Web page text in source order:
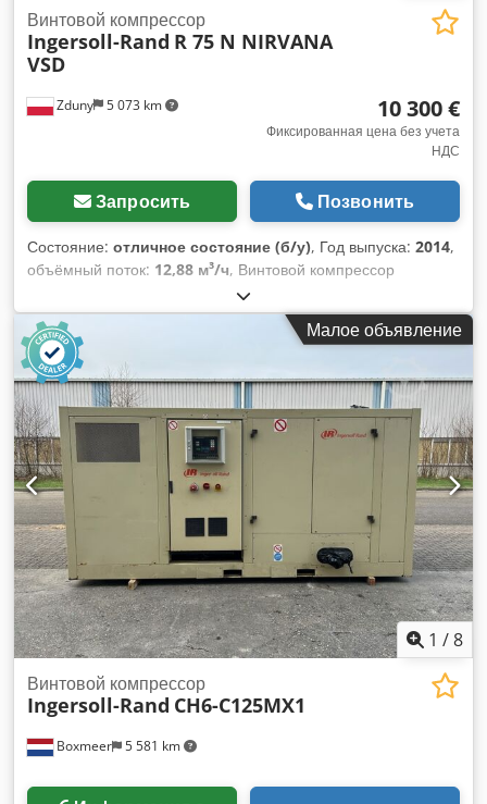
Zduny 5 073 km
Винтовой компрессор
Ingersoll-Rand R 75 N NIRVANA
VSD
10 300 €
Фиксированная цена без учета
НДС
Запросить Позвонить
Состояние: отличное состояние (б/у), Год выпуска: 2014,
объёмный поток: 12,88 м³/ч, Винтовой компрессор
INGERSOLL RAND R 75 N NIRVANA VSD С регулируемой
частотой вращения (преобразователь частоты) Двигатель
75 кВт Производительность 12,88 м³/мин Давление 10 бар
Csdow Dm Dwspfx Aftoha Год выпуска 2014 Компрессор
полностью работоспособен.
Малое объявление
1 /8
Boxmeer 5 581 km
Винтовой компрессор
Ingersoll-Rand CH6-C125MX1